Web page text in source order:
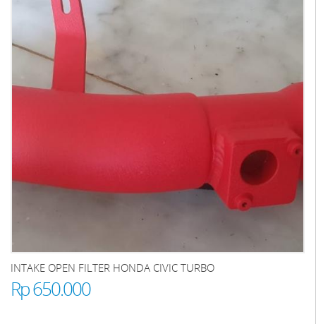
INTAKE OPEN FILTER HONDA CIVIC TURBO
Rp 650.000